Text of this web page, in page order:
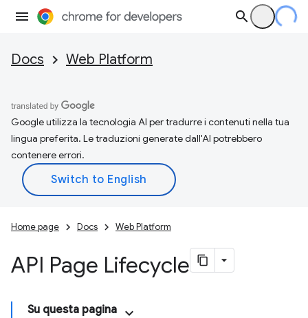
Docs Web Platform
Google utilizza la tecnologia AI per tradurre i contenuti nella tua
lingua preferita. Le traduzioni generate dall'AI potrebbero
contenere errori.
Home page Docs Web Platform
API Page Lifecycle
Su questa pagina